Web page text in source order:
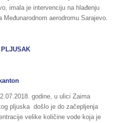
imala je intervenciju na hlađenju
aerodromu Sarajevo.
godine, u ulici Zaima
pljuska došlo je do začepljenja
velike količine vode koja je